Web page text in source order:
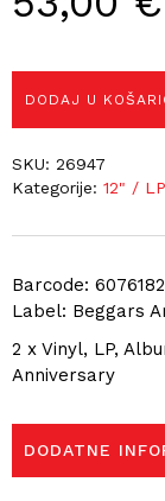
Barcode:
Label: Beggars
2 x Vinyl, LP,
Anniversary
DODAJ U
SKU: 26947
Kategorije: 12" /
DODATNE